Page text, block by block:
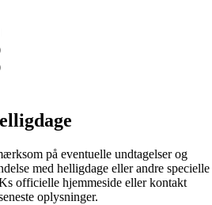
på eventuelle undtagelser og
med helligdage eller andre specielle
officielle hjemmeside eller kontakt
oplysninger.